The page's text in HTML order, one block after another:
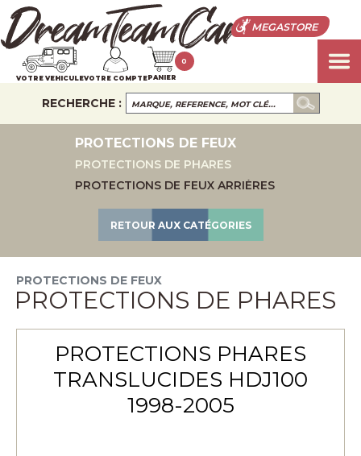
MEGASTORE
VOTRE VEHICULEVOTRE COMPTEPANIER
0
RECHERCHE :
PROTECTIONS DE FEUX
PROTECTIONS DE PHARES
PROTECTIONS DE FEUX ARRIÈRES
RETOUR AUX CATÉGORIES
PROTECTIONS DE FEUX
PROTECTIONS DE PHARES
PROTECTIONS PHARES
TRANSLUCIDES HDJ100
1998-2005